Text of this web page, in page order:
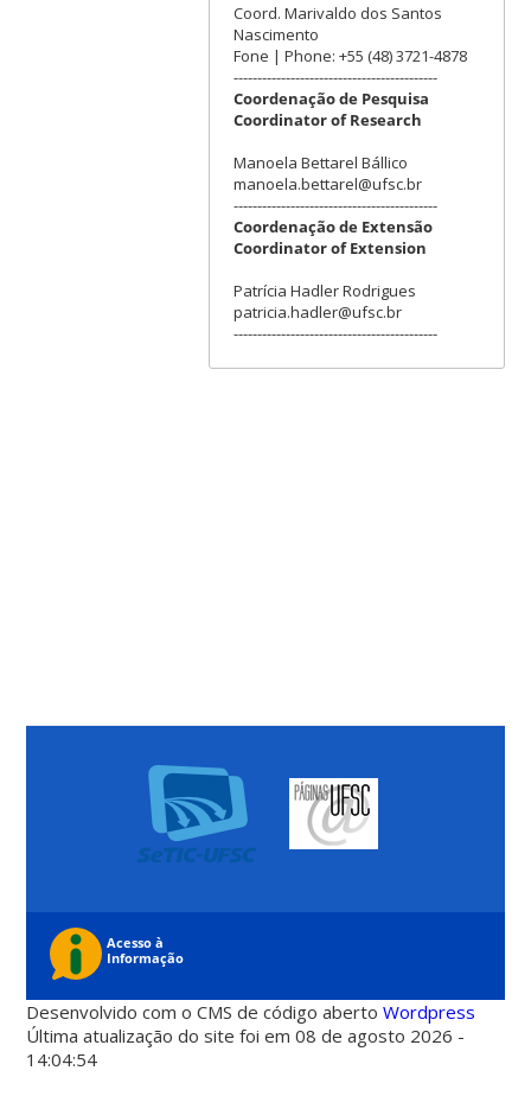
Coord. Marivaldo dos Santos
Nascimento
Fone | Phone: +55 (48) 3721-4878
-------------------------------------------
Coordenação de Pesquisa
Coordinator of Research
Manoela Bettarel Bállico
manoela.bettarel@ufsc.br
-------------------------------------------
Coordenação de Extensão
Coordinator of Extension
Patrícia Hadler Rodrigues
patricia.hadler@ufsc.br
-------------------------------------------
Desenvolvido com o CMS de código abertoWordpress
Última atualização do site foi em 08 de agosto 2026 -
14:04:54